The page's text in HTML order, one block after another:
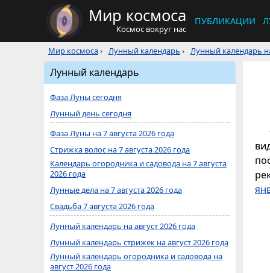
Мир космоса
Космос вокруг нас
ПУБЛИКАЦИИ
Мир космоса› Лунный календарь › Лунный календарь
Лунный календарь
Фаза Луны сегодня
Лунный день сегодня
Фаза Луны на 7 августа 2026 года
Стрижка волос на 7 августа 2026 года
Календарь огородника и садовода на 7 августа
2026 года
Лунные дела на 7 августа 2026 года
Свадьба 7 августа 2026 года
Лунный календарь на август 2026 года
Лунный календарь стрижек на август 2026 года
Лунный календарь огородника и садовода на
август 2026 года